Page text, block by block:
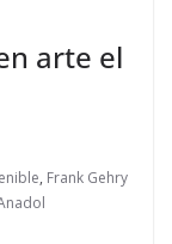
arte el
, Frank Gehry